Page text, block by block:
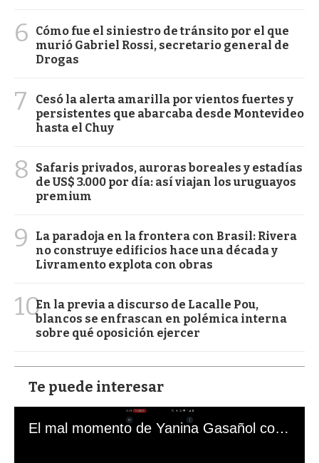
6
Cómo fue el siniestro de tránsito por el que
murió Gabriel Rossi, secretario general de
Drogas
7
Cesó la alerta amarilla por vientos fuertes y
persistentes que abarcaba desde Montevideo
hasta el Chuy
8
Safaris privados, auroras boreales y estadías
de US$ 3.000 por día: así viajan los uruguayos
premium
9
La paradoja en la frontera con Brasil: Rivera
no construye edificios hace una década y
Livramento explota con obras
10En la previa a discurso de Lacalle Pou,
blancos se enfrascan en polémica interna
sobre qué oposición ejercer
Te puede interesar
El mal momento de Yanina Gasañol con un hincha argentino en "Subrayado"